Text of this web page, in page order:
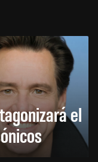
el